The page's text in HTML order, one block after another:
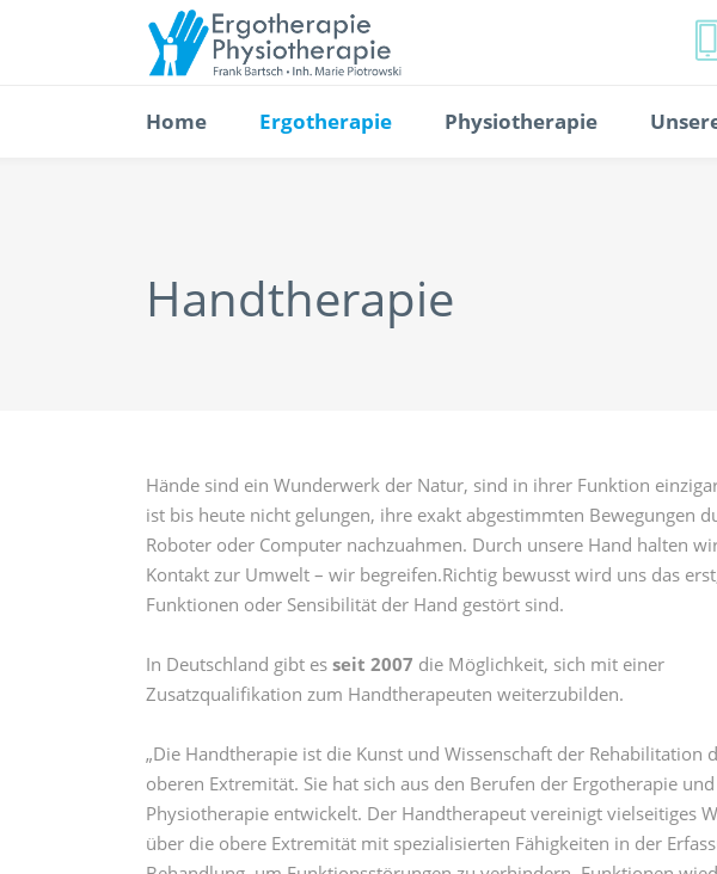
Home Ergotherapie Physiotherapie
Handtherapie
Hände sind ein Wunderwerk der Natur, sind in ihrer Funktion
ist bis heute nicht gelungen, ihre exakt abgestimmten Bewegungen
Roboter oder Computer nachzuahmen. Durch unsere Hand halten
Kontakt zur Umwelt – wir begreifen.Richtig bewusst wird uns das
Funktionen oder Sensibilität der Hand gestört sind.
In Deutschland gibt es seit 2007 die Möglichkeit, sich mit einer
Zusatzqualifikation zum Handtherapeuten weiterzubilden.
„Die Handtherapie ist die Kunst und Wissenschaft der Rehabilitation
oberen Extremität. Sie hat sich aus den Berufen der Ergotherapie und
Physiotherapie entwickelt. Der Handtherapeut vereinigt vielseitiges
über die obere Extremität mit spezialisierten Fähigkeiten in der